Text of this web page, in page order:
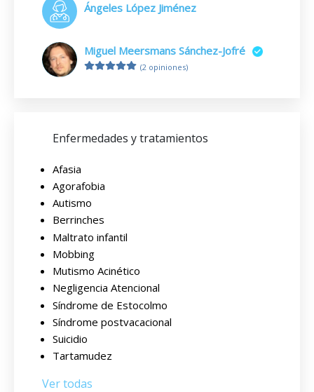
Ángeles López Jiménez
Miguel Meersmans Sánchez-Jofré
(2 opiniones)
Enfermedades y tratamientos
Afasia
Agorafobia
Autismo
Berrinches
Maltrato infantil
Mobbing
Mutismo Acinético
Negligencia Atencional
Síndrome de Estocolmo
Síndrome postvacacional
Suicidio
Tartamudez
Ver todas